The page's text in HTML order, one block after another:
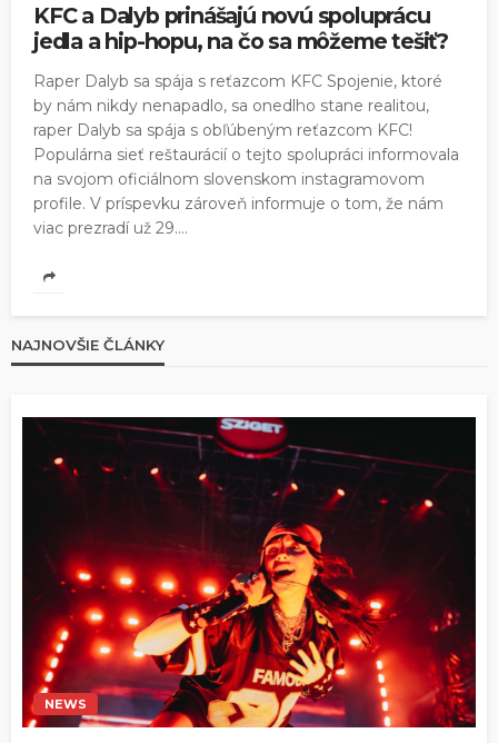
KFC a Dalyb prinášajú novú spoluprácu
jedla a hip-hopu, na čo sa môžeme tešiť?
Raper Dalyb sa spája s reťazcom KFC Spojenie, ktoré
by nám nikdy nenapadlo, sa onedlho stane realitou,
raper Dalyb sa spája s obľúbeným reťazcom KFC!
Populárna sieť reštaurácií o tejto spolupráci informovala
na svojom oficiálnom slovenskom instagramovom
profile. V príspevku zároveň informuje o tom, že nám
viac prezradí už 29....
NAJNOVŠIE ČLÁNKY
NEWS